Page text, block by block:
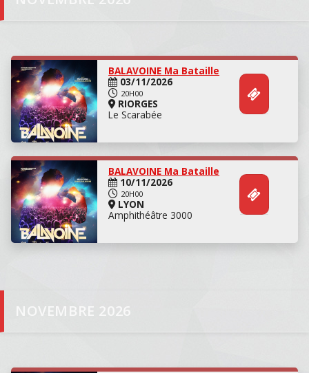
BALAVOINE Ma Bataille
03/11/2026
20H00
RIORGES
Le Scarabée
BALAVOINE Ma Bataille
10/11/2026
20H00
LYON
Amphithéâtre 3000
NOVEMBRE 2026
Concert
Concert